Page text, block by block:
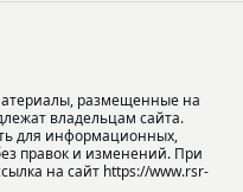
размещенные на
владельцам сайта.
для информационных,
правок и изменений. При
на сайт https://www.rsr-